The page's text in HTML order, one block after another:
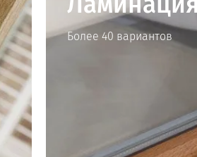
Более 40 вариантов